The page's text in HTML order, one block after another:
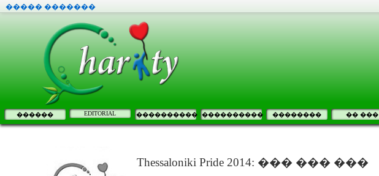
����� �������
������ EDITORIAL ���������� ���������� �������� �� ���
Thessaloniki Pride 2014: ��� ��� ���